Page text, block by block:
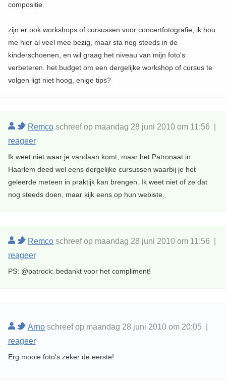
compositie.
zijn er ook workshops of cursussen voor concertfotografie, ik hou
me hier al veel mee bezig, maar sta nog steeds in de
kinderschoenen, en wil graag het niveau van mijn foto's
verbeteren. het budget om een dergelijke workshop of cursus te
volgen ligt niet hoog, enige tips?
Remcoschreef op maandag 28 juni 2010 om 11:56 |
reageer
Ik weet niet waar je vandaan komt, maar het Patronaat in
Haarlem deed wel eens dergelijke cursussen waarbij je het
geleerde meteen in praktijk kan brengen. Ik weet niet of ze dat
nog steeds doen, maar kijk eens op hun webiste.
Remcoschreef op maandag 28 juni 2010 om 11:56 |
reageer
PS: @patrock: bedankt voor het compliment!
Arnoschreef op maandag 28 juni 2010 om 20:05 |
reageer
Erg mooie foto's zeker de eerste!